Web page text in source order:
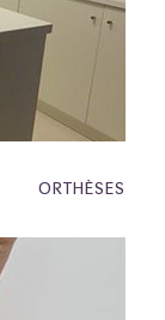
ORTHÈSES